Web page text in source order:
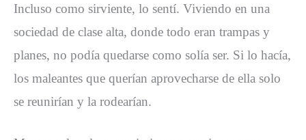
Incluso como sirviente, lo sentí. Viviendo en una
sociedad de clase alta, donde todo eran trampas y
planes, no podía quedarse como solía ser. Si lo hacía,
los maleantes que querían aprovecharse de ella solo
se reunirían y la rodearían.